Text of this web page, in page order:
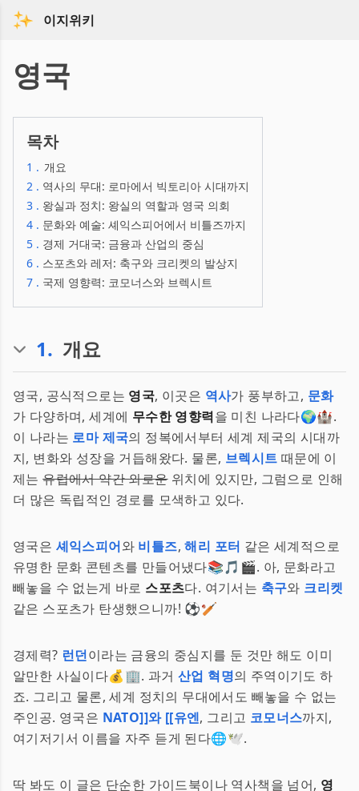
이지위키
영국
목차
1 . 개요
2 . 역사의 무대: 로마에서 빅토리아 시대까지
3 . 왕실과 정치: 왕실의 역할과 영국 의회
4 . 문화와 예술: 셰익스피어에서 비틀즈까지
5 . 경제 거대국: 금융과 산업의 중심
6 . 스포츠와 레저: 축구와 크리켓의 발상지
7 . 국제 영향력: 코모너스와 브렉시트
1. 개요
영국, 공식적으로는 영국, 이곳은 역사가 풍부하고, 문화
가 다양하며, 세계에 무수한 영향력을 미친 나라다🌍🏰.
이 나라는 로마 제국의 정복에서부터 세계 제국의 시대까
지, 변화와 성장을 거듭해왔다. 물론, 브렉시트 때문에 이
제는유럽에서 약간 외로운위치에 있지만, 그럼으로 인해
더 많은 독립적인 경로를 모색하고 있다.
영국은 셰익스피어와 비틀즈,해리 포터 같은 세계적으로
유명한 문화 콘텐츠를 만들어냈다📚🎵🎬. 아, 문화라고
빼놓을 수 없는게 바로 스포츠다. 여기서는 축구와 크리켓
같은 스포츠가 탄생했으니까! ⚽🏏
경제력? 런던이라는 금융의 중심지를 둔 것만 해도 이미
알만한 사실이다💰🏢. 과거 산업 혁명의 주역이기도 하
죠. 그리고 물론, 세계 정치의 무대에서도 빼놓을 수 없는
주인공. 영국은 NATO]]와 [[유엔, 그리고 코모너스까지,
여기저기서 이름을 자주 듣게 된다🌐🕊️.
딱 봐도 이 글은 단순한 가이드북이나 역사책을 넘어, 영